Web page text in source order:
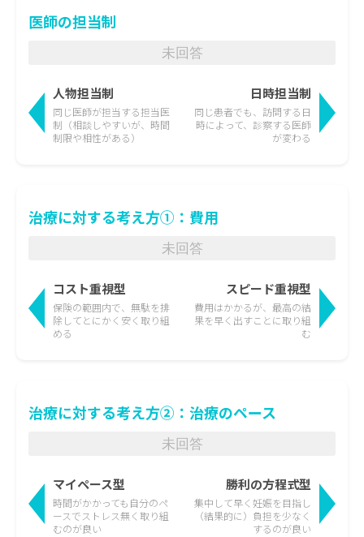
医師の担当制
未回答
人物担当制
同じ医師が担当する担当医
制 （相談しやすいが、時間
制限や相性がある）
同じ患者でも、訪問する日
時によって、 診察する医師
が変わる
日時担当制
治療に対する考え方①：費用
未回答
コスト重視型
保険の範囲内で、無駄を排
除してとにかく安く取り組
める
費用はかかるが、最高の結
果を早く出すことに取り組
む
スピード重視型
治療に対する考え方②：治療のペース
未回答
マイペース型
時間がかかっても 自分のペ
ースでストレス無く取り組
むのが良い
集中して早く妊娠を目指し
（結果的に）負担を少なく
するのが良い
勝利の方程式型